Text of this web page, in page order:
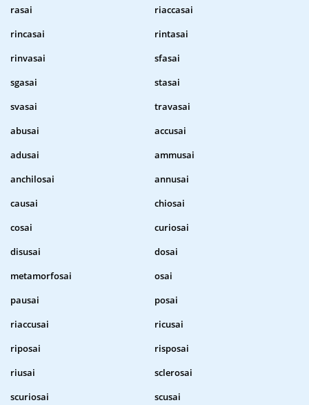
rasai
riaccasai
rincasai
rintasai
rinvasai
sfasai
sgasai
stasai
svasai
travasai
abusai
accusai
adusai
ammusai
anchilosai
annusai
causai
chiosai
cosai
curiosai
disusai
dosai
metamorfosai
osai
pausai
posai
riaccusai
ricusai
riposai
risposai
riusai
sclerosai
scuriosai
scusai